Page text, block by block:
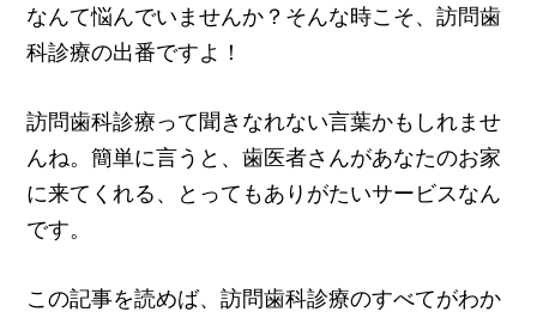
なんて悩んでいませんか？そんな時こそ、訪問歯
科診療の出番ですよ！
訪問歯科診療って聞きなれない言葉かもしれませ
んね。簡単に言うと、歯医者さんがあなたのお家
に来てくれる、とってもありがたいサービスなん
です。
この記事を読めば、訪問歯科診療のすべてがわか